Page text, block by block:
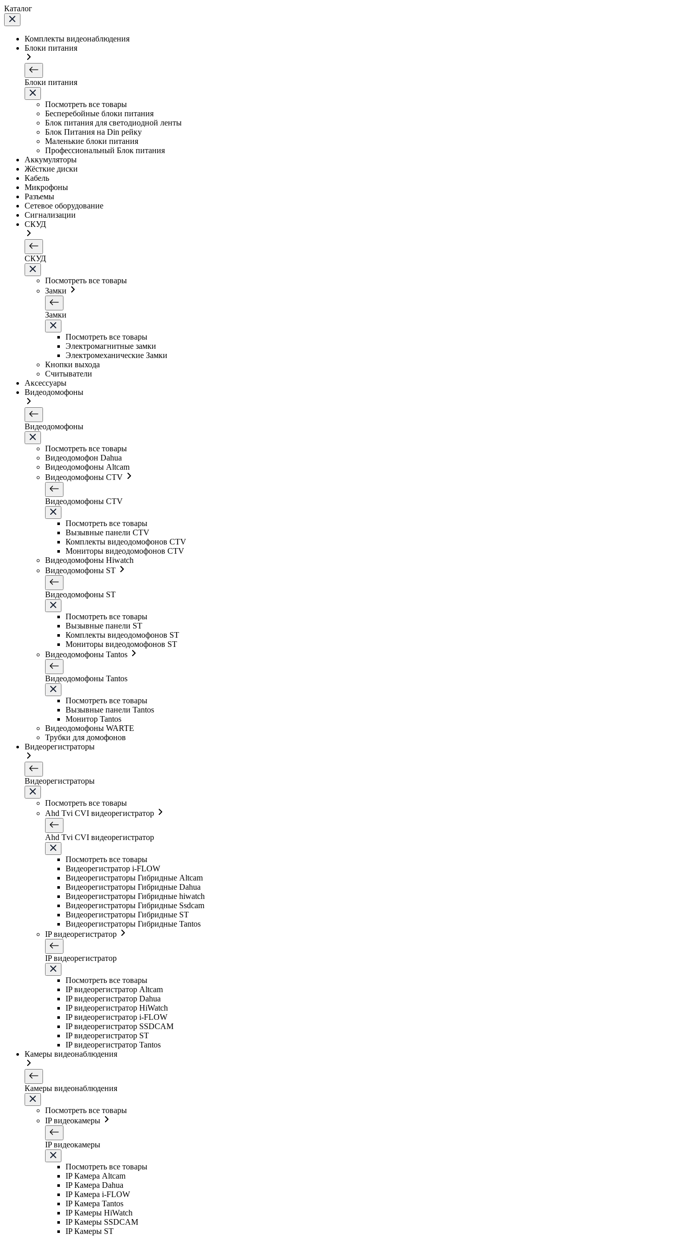
Каталог
Комплекты видеонаблюдения
Блоки питания
Блоки питания
Посмотреть все товары
Бесперебойные блоки питания
Блок питания для светодиодной ленты
Блок Питания на Din рейку
Маленькие блоки питания
Профессиональный Блок питания
Аккумуляторы
Жёсткие диски
Кабель
Микрофоны
Разъемы
Сетевое оборудование
Сигнализации
СКУД
СКУД
Посмотреть все товары
Замки
Замки
Посмотреть все товары
Электромагнитные замки
Электромеханические Замки
Кнопки выхода
Считыватели
Аксессуары
Видеодомофоны
Видеодомофоны
Посмотреть все товары
Видеодомофон Dahua
Видеодомофоны Altcam
Видеодомофоны CTV
Видеодомофоны CTV
Посмотреть все товары
Вызывные панели CTV
Комплекты видеодомофонов CTV
Мониторы видеодомофонов CTV
Видеодомофоны Hiwatch
Видеодомофоны ST
Видеодомофоны ST
Посмотреть все товары
Вызывные панели ST
Комплекты видеодомофонов ST
Мониторы видеодомофонов ST
Видеодомофоны Tantos
Видеодомофоны Tantos
Посмотреть все товары
Вызывные панели Tantos
Монитор Tantos
Видеодомофоны WARTE
Трубки для домофонов
Видеорегистраторы
Видеорегистраторы
Посмотреть все товары
Ahd Tvi CVI видеорегистратор
Ahd Tvi CVI видеорегистратор
Посмотреть все товары
Видеорегистратор i-FLOW
Видеорегистраторы Гибридные Altcam
Видеорегистраторы Гибридные Dahua
Видеорегистраторы Гибридные hiwatch
Видеорегистраторы Гибридные Ssdcam
Видеорегистраторы Гибридные ST
Видеорегистраторы Гибридные Tantos
IP видеорегистратор
IP видеорегистратор
Посмотреть все товары
IP видеорегистратор Altcam
IP видеорегистратор Dahua
IP видеорегистратор HiWatch
IP видеорегистратор i-FLOW
IP видеорегистратор SSDCAM
IP видеорегистратор ST
IP видеорегистратор Tantos
Камеры видеонаблюдения
Камеры видеонаблюдения
Посмотреть все товары
IP видеокамеры
IP видеокамеры
Посмотреть все товары
IP Камера Altcam
IP Камера Dahua
IP Камера i-FLOW
IP Камера Tantos
IP Камеры HiWatch
IP Камеры SSDCAM
IP Камеры ST